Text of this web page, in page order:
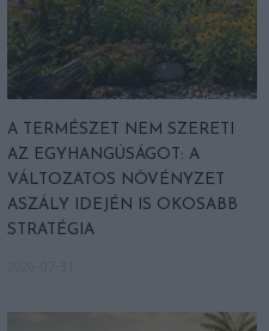
A TERMÉSZET NEM SZERETI
AZ EGYHANGÚSÁGOT: A
VÁLTOZATOS NÖVÉNYZET
ASZÁLY IDEJÉN IS OKOSABB
STRATÉGIA